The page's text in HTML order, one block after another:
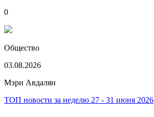
0
Общество
03.08.2026
Мэри Авдалян
ТОП новости за неделю 27 - 31 июня 2026